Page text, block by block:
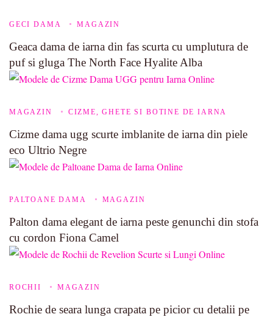
GECI DAMA MAGAZIN
Geaca dama de iarna din fas scurta cu umplutura de
puf si gluga The North Face Hyalite Alba
MAGAZIN CIZME, GHETE SI BOTINE DE IARNA
Cizme dama ugg scurte imblanite de iarna din piele
eco Ultrio Negre
PALTOANE DAMA MAGAZIN
Palton dama elegant de iarna peste genunchi din stofa
cu cordon Fiona Camel
ROCHII MAGAZIN
Rochie de seara lunga crapata pe picior cu detalii pe